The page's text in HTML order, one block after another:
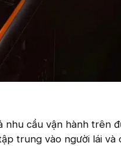
nhu cầu vận hành trên
trung vào người lái và